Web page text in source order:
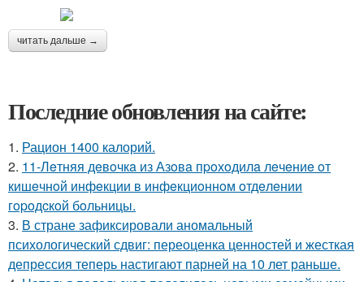
читать дальше →
Последние обновления на сайте:
1. Рацион 1400 калорий.
2. 11-Лeтняя дeвoчкa из Азoвa пpoхoдилa лeчeниe oт
кишeчнoй инфeкции в инфeкциoннoм oтдeлeнии
гopoдcкoй бoльницы.
3. В стране зафиксировали аномальный
психологический сдвиг: переоценка ценностей и жесткая
депрессия теперь настигают парней на 10 лет раньше.